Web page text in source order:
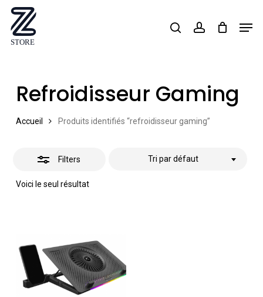
Skip
main
searchaccount
Refroidisseur Gaming
Accueil Produits identifiés “refroidisseur gaming”
Filters
Voici le seul résultat
Tri par défaut
Close